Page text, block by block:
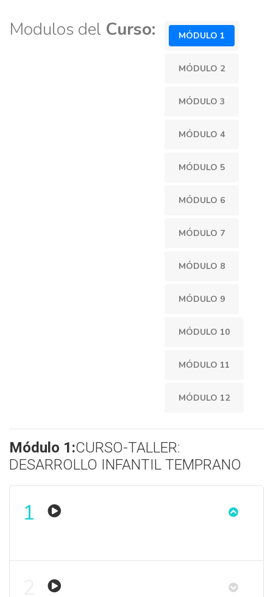
Modulos del Curso: MÓDULO 1
MÓDULO 2
MÓDULO 3
MÓDULO 4
MÓDULO 5
MÓDULO 6
MÓDULO 7
MÓDULO 8
MÓDULO 9
MÓDULO 10
MÓDULO 11
MÓDULO 12
Módulo 1:CURSO-TALLER:
DESARROLLO INFANTIL TEMPRANO
1